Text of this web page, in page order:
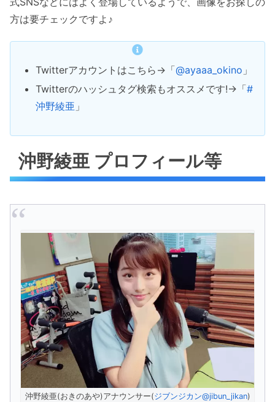
方は要チェックですよ♪
Twitterアカウントはこちら→「@ayaaa_okino 」
Twitterのハッシュタグ検索もオススメです!→「#
沖野綾亜 」
沖野綾亜 プロフィール等
沖野綾亜(おきのあや)アナウンサー(ジブンジカン@jibun_jikan)